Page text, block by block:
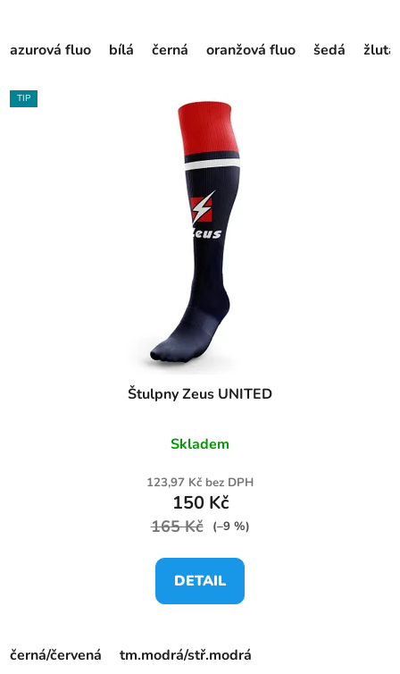
azurová fluo bílá černá oranžová fluo šedá
TIP
Štulpny Zeus UNITED
Skladem
123,97 Kč bez DPH
150 Kč
165 Kč (–9 %)
DETAIL
černá/červená tm.modrá/stř.modrá